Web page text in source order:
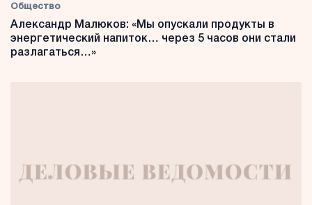
Общество
Александр Малюков: «Мы опускали продукты в
энергетический напиток… через 5 часов они стали
разлагаться…»